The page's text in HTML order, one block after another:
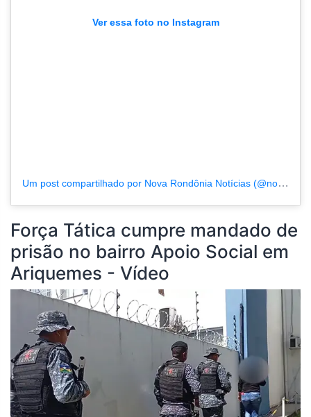
Ver essa foto no Instagram
Um post compartilhado por Nova Rondônia Notícias (@novarondonia)
Força Tática cumpre mandado de
prisão no bairro Apoio Social em
Ariquemes - Vídeo